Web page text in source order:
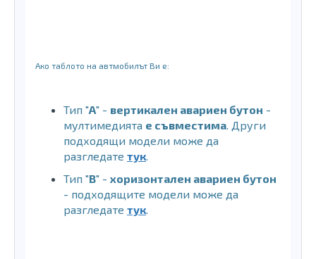
Ако таблото на автмобилът Ви е:
Тип "A" - вертикален авариен бутон -
мултимедията е съвместима . Други
подходящи модели може да
разгледате тук
Тип "B" - хоризонтален авариен бутон
- подходящите модели може да
разгледате тук